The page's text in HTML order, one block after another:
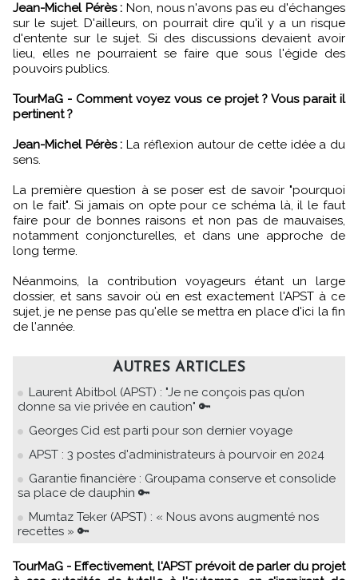
Jean-Michel Pérès : Non, nous n'avons pas eu d'échanges
sur le sujet. D'ailleurs, on pourrait dire qu'il y a un risque
d'entente sur le sujet. Si des discussions devaient avoir
lieu, elles ne pourraient se faire que sous l'égide des
pouvoirs publics.
TourMaG - Comment voyez vous ce projet ? Vous parait il
pertinent ?
Jean-Michel Pérès : La réflexion autour de cette idée a du
sens.
La première question à se poser est de savoir "pourquoi
on le fait". Si jamais on opte pour ce schéma là, il le faut
faire pour de bonnes raisons et non pas de mauvaises,
notamment conjoncturelles, et dans une approche de
long terme.
Néanmoins, la contribution voyageurs étant un large
dossier, et sans savoir où en est exactement l'APST à ce
sujet, je ne pense pas qu'elle se mettra en place d'ici la fin
de l'année.
AUTRES ARTICLES
Laurent Abitbol (APST) : "Je ne conçois pas qu’on
donne sa vie privée en caution" 🔑
Georges Cid est parti pour son dernier voyage
APST : 3 postes d'administrateurs à pourvoir en 2024
Garantie financière : Groupama conserve et consolide
sa place de dauphin 🔑
Mumtaz Teker (APST) : « Nous avons augmenté nos
recettes » 🔑
TourMaG - Effectivement, l'APST prévoit de parler du projet